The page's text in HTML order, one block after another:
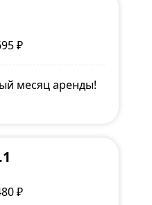
₽
месяц аренды!
₽